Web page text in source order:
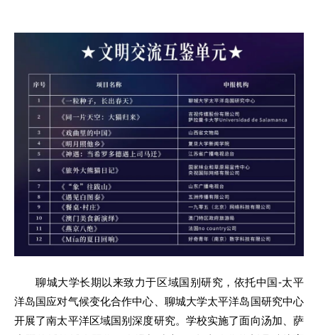
聊城大学长期以来致力于区域国别研究，依托中国-太平
洋岛国应对气候变化合作中心、聊城大学太平洋岛国研究中心
开展了南太平洋区域国别深度研究。学校实施了面向汤加、萨